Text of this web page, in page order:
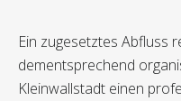
Ein zugesetztes Abfluss
dementsprechend
Kleinwallstadt einen